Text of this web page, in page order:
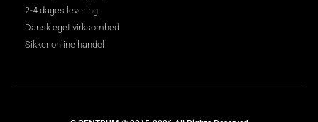
2-4 dages levering
Dansk eget virksomhed
Sikker online handel